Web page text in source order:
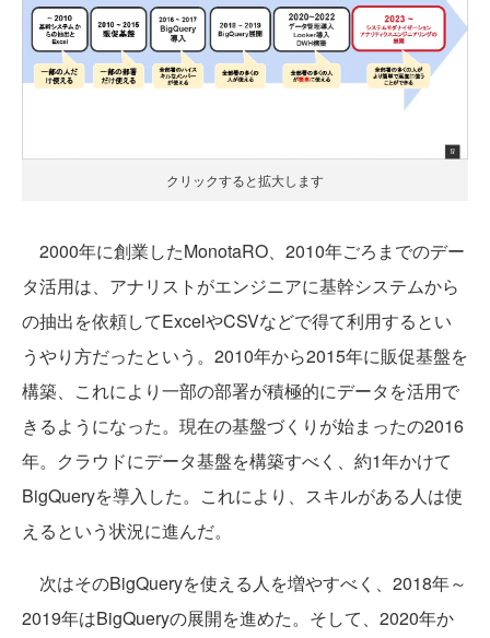
クリックすると拡大します
2000年に創業したMonotaRO、2010年ごろまでのデー
タ活用は、アナリストがエンジニアに基幹システムから
の抽出を依頼してExcelやCSVなどで得て利用するとい
うやり方だったという。2010年から2015年に販促基盤を
構築、これにより一部の部署が積極的にデータを活用で
きるようになった。現在の基盤づくりが始まったの2016
年。クラウドにデータ基盤を構築すべく、約1年かけて
BigQueryを導入した。これにより、スキルがある人は使
えるという状況に進んだ。
次はそのBigQueryを使える人を増やすべく、2018年～
2019年はBigQueryの展開を進めた。そして、2020年か